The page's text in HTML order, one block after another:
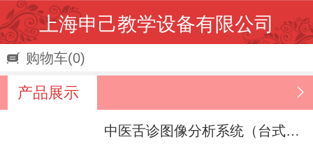
上海申己教学设备有限公司
购物车(0)
产品展示
中医舌诊图像分析系统（台式车） 型号：SJ/ZJ-１A